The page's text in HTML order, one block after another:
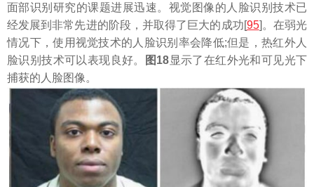
面部识别研究的课题进展迅速。视觉图像的人脸识别技术已
经发展到非常先进的阶段，并取得了巨大的成功[95]。在弱光
情况下，使用视觉技术的人脸识别率会降低;但是，热红外人
脸识别技术可以表现良好。
图18显示了在红外光和可见光下
捕获的人脸图像。